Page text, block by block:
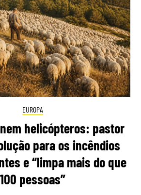
EUROPA
helicópteros: pastor
para os incêndios
e “limpa mais do que
100 pessoas”